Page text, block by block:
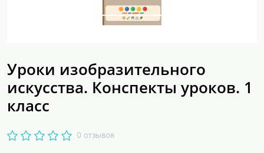
Уроки изобразительного
искусства. Конспекты уроков. 1
класс
0 отзывов